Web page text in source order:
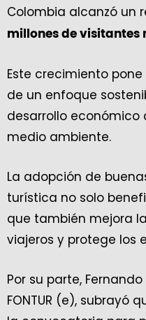
Colombia alcanzó un
millones de visitantes
Este crecimiento
de un enfoque
desarrollo económico
medio ambiente.
La adopción de
turística no solo
que también mejora
viajeros y protege los
Por su parte,
FONTUR (e), subrayó